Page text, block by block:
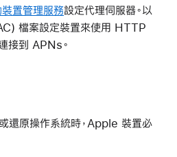
裝置管理服務設定代理伺服器。以
檔案設定裝置來使用 HTTP
接到 APNs。
還原操作系統時，Apple 裝置必